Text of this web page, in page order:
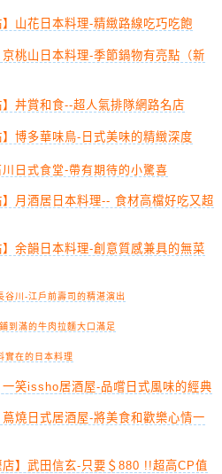
山花日本料理-精緻路線吃巧吃飽
桃山日本料理-季節鍋物有亮點（新
丼賞和食--超人氣排隊網路名店
博多華味鳥-日式美味的精緻深度
日式食堂-帶有期待的小驚喜
月酒居日本料理-- 食材高檔好吃又超
余韻日本料理-創意質感兼具的無菜
谷川-江戶前壽司的精湛演出
到滿的牛肉拉麵大口滿足
實在的日本料理
一笑issho居酒屋-品嚐日式風味的經典
燒日式居酒屋-將美食和歡樂心情一
店】武田信玄-只要＄880 !!超高CP值